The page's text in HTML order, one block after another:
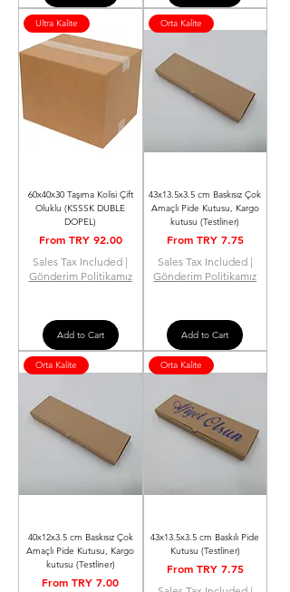
Ultra Kalite
60x40x30 Taşıma Kolisi Çift
Oluklu (KSSSK DUBLE
DOPEL)
From TRY 92.00
Sale Price
Sales Tax Included |
Gönderim Politikamız
Add to Cart
Orta Kalite
43x13.5x3.5 cm Baskısız Çok
Amaçlı Pide Kutusu, Kargo
kutusu (Testliner)
From TRY 7.75
Sale Price
Sales Tax Included|
Gönderim Politikamız
Add to Cart
Orta Kalite
40x12x3.5 cm Baskısız Çok
Amaçlı Pide Kutusu, Kargo
kutusu (Testliner)
FromTRY 7.00
Sale Price
Orta Kalite
43x13.5x3.5 cm Baskılı Pide
Kutusu (Testliner)
From TRY 7.75
Sale Price